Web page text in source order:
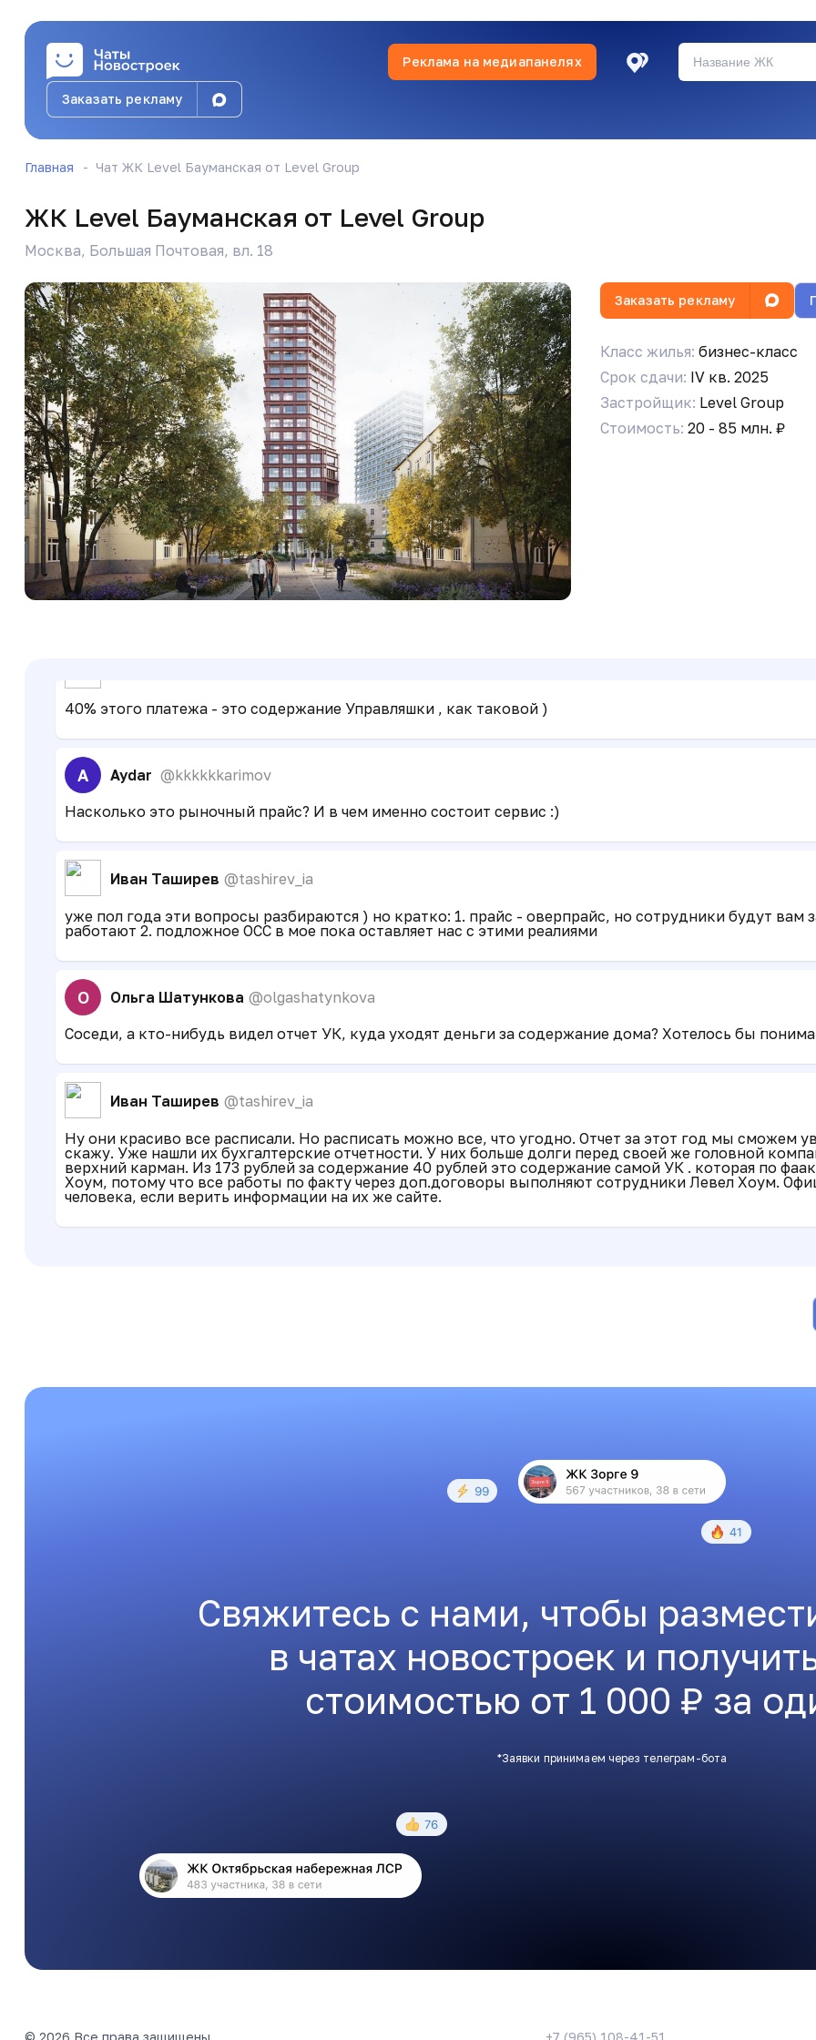
Реклама на медиапанелях
Заказать рекламу
Главная Чат ЖК Level Бауманская от Level Group
ЖК Level Бауманская от Level Group
Москва, Большая Почтовая, вл. 18
Заказать рекламу
Класс жилья: бизнес-класс
Срок сдачи: IV кв. 2025
Застройщик: Level Group
Стоимость: 20 - 85 млн. ₽
Иван Таширев @tashirev_ia
Ну они красиво все расписали. Но расписать можно все, что угодно. Отчет за этот год мы сможем
скажу. Уже нашли их бухгалтерские отчетности. У них больше долги перед своей же головной
верхний карман. Из 173 рублей за содержание 40 рублей это содержание самой УК . которая по
Хоум, потому что все работы по факту через доп.договоры выполняют сотрудники Левел Хоум.
человека, если верить информации на их же сайте.
О Ольга Шатункова @olgashatynkova
Соседи, а кто-нибудь видел отчет УК, куда уходят деньги за содержание дома? Хотелось бы
Иван Таширев @tashirev_ia
уже пол года эти вопросы разбираются ) но кратко: 1. прайс - оверпрайс, но сотрудники будут вам
работают 2. подложное ОСС в мое пока оставляет нас с этими реалиями
A Aydar @kkkkkkarimov
Насколько это рыночный прайс? И в чем именно состоит сервис :)
40% этого платежа - это содержание Управляшки , как таковой )
Иван Таширев @tashirev_ia
За содержание и текущий ремонт )) а еще на кафу для УК и застройщика и покрытие их долгов )
A Aydar @kkkkkkarimov
Всем добрый день. Подскажите, кто знает за что именно взымается этот платеж?
Marina Goryachkina @Translations_Moscow
Для установки внешнего блока в техпомещении погодные условия: сильный ветер, обледенение.
Причем на левел мичуринский мой мастер говорит инженер совершенно спокойно дал разрешение
Anna✨ @Anna_Kornelyuk_star
Свяжитесь с нами, чтобы
в чатах новостроек и
стоимостью от 1 000 ₽ за
*Заявки принимаем через телеграм-бота
© 2026 Все права защищены +7 (965) 108-41-51